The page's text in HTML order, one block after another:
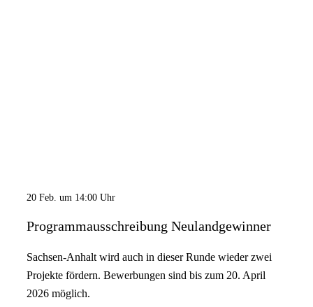
20 Feb. um 14:00 Uhr
Programmausschreibung Neulandgewinner
Sachsen-Anhalt wird auch in dieser Runde wieder zwei
Projekte fördern. Bewerbungen sind bis zum 20. April
2026 möglich.